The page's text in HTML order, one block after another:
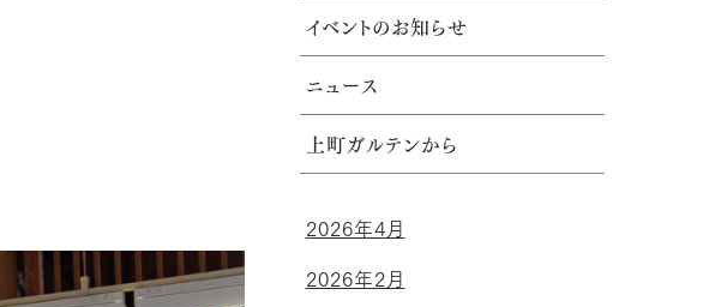
イベントのお知らせ
ニュース
上町ガルテンから
2026年4月
2026年2月